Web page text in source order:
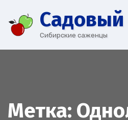
содержимомуСибирские саженцы
Метка: